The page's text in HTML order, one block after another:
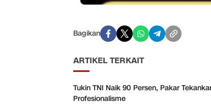
Bagikan
ARTIKEL TERKAIT
Tukin TNI Naik 90 Persen, Pakar
Profesionalisme